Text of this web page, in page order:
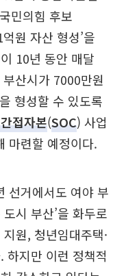
민의힘 후보
원 자산 형성’을
10년 동안 매달
산시가 7000만원
형성할 수 있도록
접자본(SOC) 사업
마련할 예정이다.
선거에서도 여야 부
시 부산’을 화두로
원, 청년임대주택·
하지만 이런 정책적